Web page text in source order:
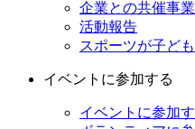
企業との共催事業
活動報告
スポーツが子ど
イベントに参加する
イベントに参加